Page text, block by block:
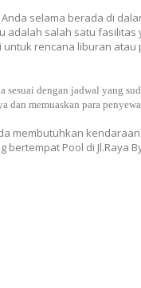
selama berada di
adalah salah satu fasilitas
rencana liburan atau
dengan jadwal yang
dan memuaskan para
membutuhkan
Pool di Jl.Raya